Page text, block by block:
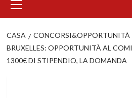
principale
CASA CONCORSI&OPPORTUNITÀ
BRUXELLES: OPPORTUNITÀ AL
1300€ DI STIPENDIO, LA DOMANDA